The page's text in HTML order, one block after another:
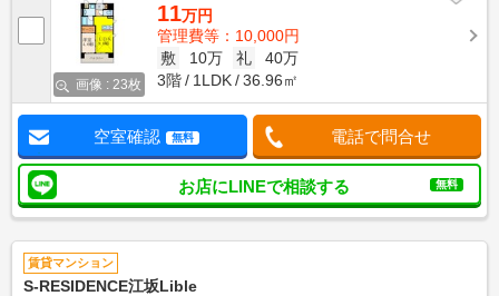
画像 : 23枚
11万円
管理費等：10,000円
敷
10万 礼
40万
3階
1LDK 36.96㎡
空室確認 無料 電話で問合せ
お店にLINEで相談する 無料
賃貸マンション
S-RESIDENCE江坂Lible